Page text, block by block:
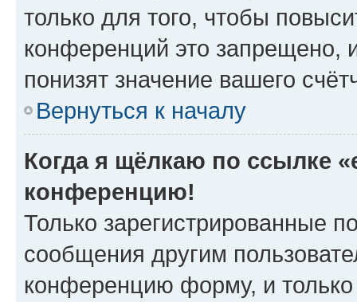
только для того, чтобы
конференций это запрещено,
понизят значение вашего
Вернуться к началу
Когда я щёлкаю по ссылке
конференцию!
Только зарегистрированные
сообщения другим
конференцию форму, и